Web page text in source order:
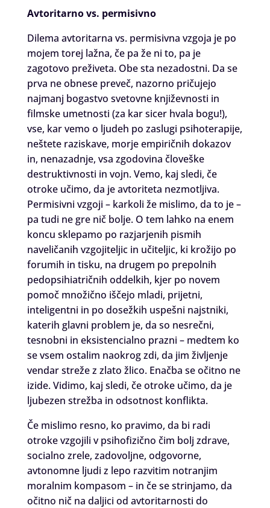
Avtoritarno vs. permisivno
Dilema avtoritarna vs. permisivna vzgoja je po
mojem torej lažna, če pa že ni to, pa je
zagotovo preživeta. Obe sta nezadostni. Da se
prva ne obnese preveč, nazorno pričujejo
najmanj bogastvo svetovne književnosti in
filmske umetnosti (za kar sicer hvala bogu!),
vse, kar vemo o ljudeh po zaslugi psihoterapije,
neštete raziskave, morje empiričnih dokazov
in, nenazadnje, vsa zgodovina človeške
destruktivnosti in vojn. Vemo, kaj sledi, če
otroke učimo, da je avtoriteta nezmotljiva.
Permisivni vzgoji – karkoli že mislimo, da to je –
pa tudi ne gre nič bolje. O tem lahko na enem
koncu sklepamo po razjarjenih pismih
naveličanih vzgojiteljic in učiteljic, ki krožijo po
forumih in tisku, na drugem po prepolnih
pedopsihiatričnih oddelkih, kjer po novem
pomoč množično iščejo mladi, prijetni,
inteligentni in po dosežkih uspešni najstniki,
katerih glavni problem je, da so nesrečni,
tesnobni in eksistencialno prazni – medtem ko
se vsem ostalim naokrog zdi, da jim življenje
vendar streže z zlato žlico. Enačba se očitno ne
izide. Vidimo, kaj sledi, če otroke učimo, da je
ljubezen strežba in odsotnost konflikta.
Če mislimo resno, ko pravimo, da bi radi
otroke vzgojili v psihofizično čim bolj zdrave,
socialno zrele, zadovoljne, odgovorne,
avtonomne ljudi z lepo razvitim notranjim
moralnim kompasom – in če se strinjamo, da
očitno nič na daljici od avtoritarnosti do